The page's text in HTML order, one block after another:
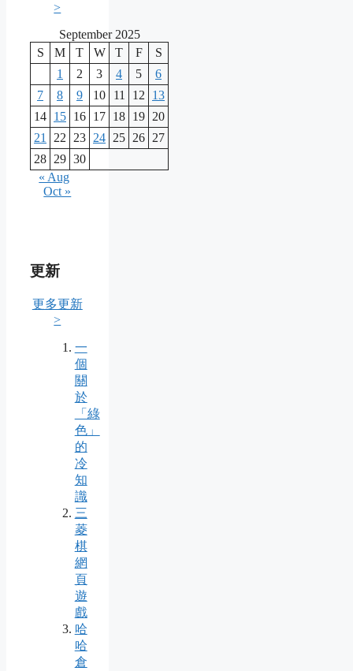
>
September 2025
S
M T W T F
S
1
2 3 4 5
6
7
8 9 10 11 12
13
14 15 16 17 18 19 20
21
22 23 24 25 26 27
28 29 30
« Aug
Oct »
更新
更多更新
>
一
個
關
於
「綠
色」
的
冷
知
識
三
菱
棋
網
頁
遊
戲
哈
哈
倉